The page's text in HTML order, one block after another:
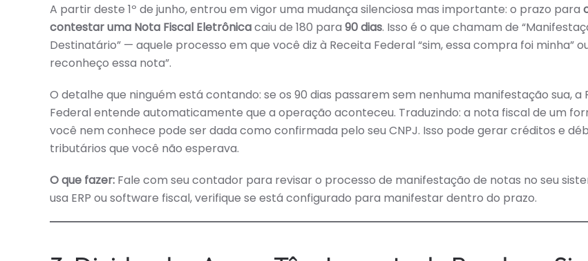
A partir deste 1º de junho, entrou em vigor uma mudança silenciosa mas importante: o prazo para
contestar uma Nota Fiscal Eletrônicacaiu de 180 para 90 dias. Isso é o que chamam de
Destinatário” — aquele processo em que você diz à Receita Federal “sim, essa compra foi minha”
reconheço essa nota”.
O detalhe que ninguém está contando: se os 90 dias passarem sem nenhuma manifestação sua, a
Federal entende automaticamente que a operação aconteceu. Traduzindo: a nota fiscal de um
você nem conhece pode ser dada como confirmada pelo seu CNPJ. Isso pode gerar créditos e
tributários que você não esperava.
O que fazer: Fale com seu contador para revisar o processo de manifestação de notas no seu
usa ERP ou software fiscal, verifique se está configurado para manifestar dentro do prazo.